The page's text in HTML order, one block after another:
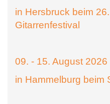
in Hersbruck beim
Gitarrenfestival
09. - 15. August 2026
in Hammelburg beim